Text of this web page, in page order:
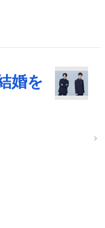
婚を